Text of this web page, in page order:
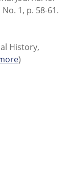
1, p. 58-61.
History,
)